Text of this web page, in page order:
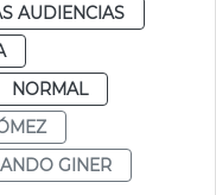
AUDIENCIAS
NORMAL
GINER